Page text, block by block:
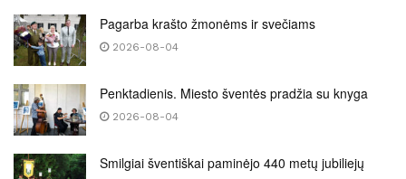
Pagarba krašto žmonėms ir svečiams
2026-08-04
Penktadienis. Miesto šventės pradžia su knyga
2026-08-04
Smilgiai šventiškai paminėjo 440 metų jubiliejų